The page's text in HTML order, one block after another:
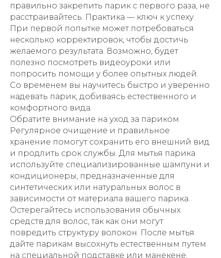
правильно закрепить парик с первого раза, не
расстраивайтесь. Практика — ключ к успеху.
При первой попытке может потребоваться
несколько корректировок, чтобы достичь
желаемого результата. Возможно, будет
полезно посмотреть видеоуроки или
попросить помощи у более опытных людей.
Со временем вы научитесь быстро и уверенно
надевать парик, добиваясь естественного и
комфортного вида.
Обратите внимание на уход за париком.
Регулярное очищение и правильное
хранение помогут сохранить его внешний вид
и продлить срок службы. Для мытья парика
используйте специализированные шампуни и
кондиционеры, предназначенные для
синтетических или натуральных волос в
зависимости от материала вашего парика.
Остерегайтесь использования обычных
средств для волос, так как они могут
повредить структуру волокон. После мытья
дайте парикам высохнуть естественным путем
на специальной подставке или манекене.